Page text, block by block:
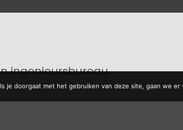
ingenieursbureau
je doorgaat met het gebruiken van deze site, gaan we